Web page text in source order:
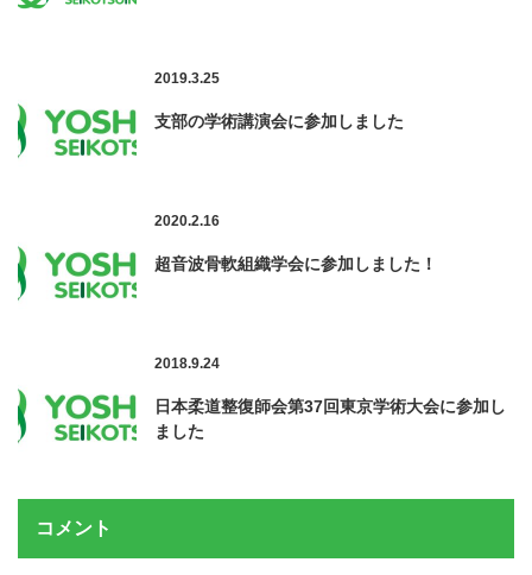
2019.3.25
支部の学術講演会に参加しました
2020.2.16
超音波骨軟組織学会に参加しました！
2018.9.24
日本柔道整復師会第37回東京学術大会に参加し
ました
コメント